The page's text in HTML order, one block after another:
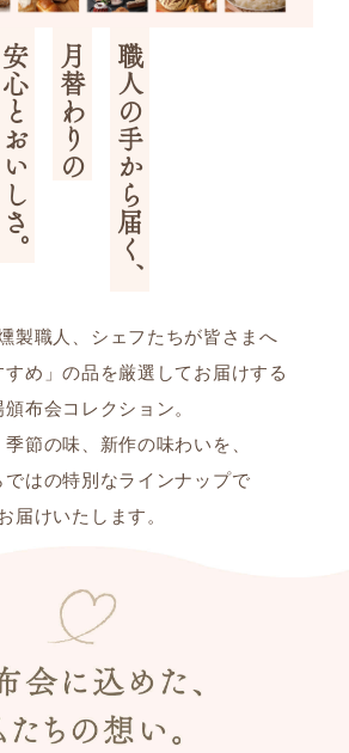
職人の手から届く、
月替わりの
安心とおいしさ。
製職人、シェフたちが皆さまへ
すめ」の品を厳選してお届けする
頒布会コレクション。
季節の味、新作の味わいを、
ではの特別なラインナップで
届けいたします。